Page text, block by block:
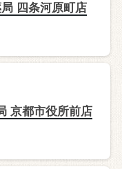
四条河原町店
京都市役所前店